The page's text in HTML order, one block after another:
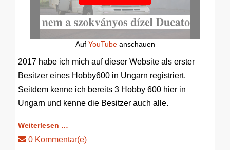
Auf YouTubeanschauen
2017 habe ich mich auf dieser Website als erster
Besitzer eines Hobby600 in Ungarn registriert.
Seitdem kenne ich bereits 3 Hobby 600 hier in
Ungarn und kenne die Besitzer auch alle.
Weiterlesen …
0 Kommentar(e)